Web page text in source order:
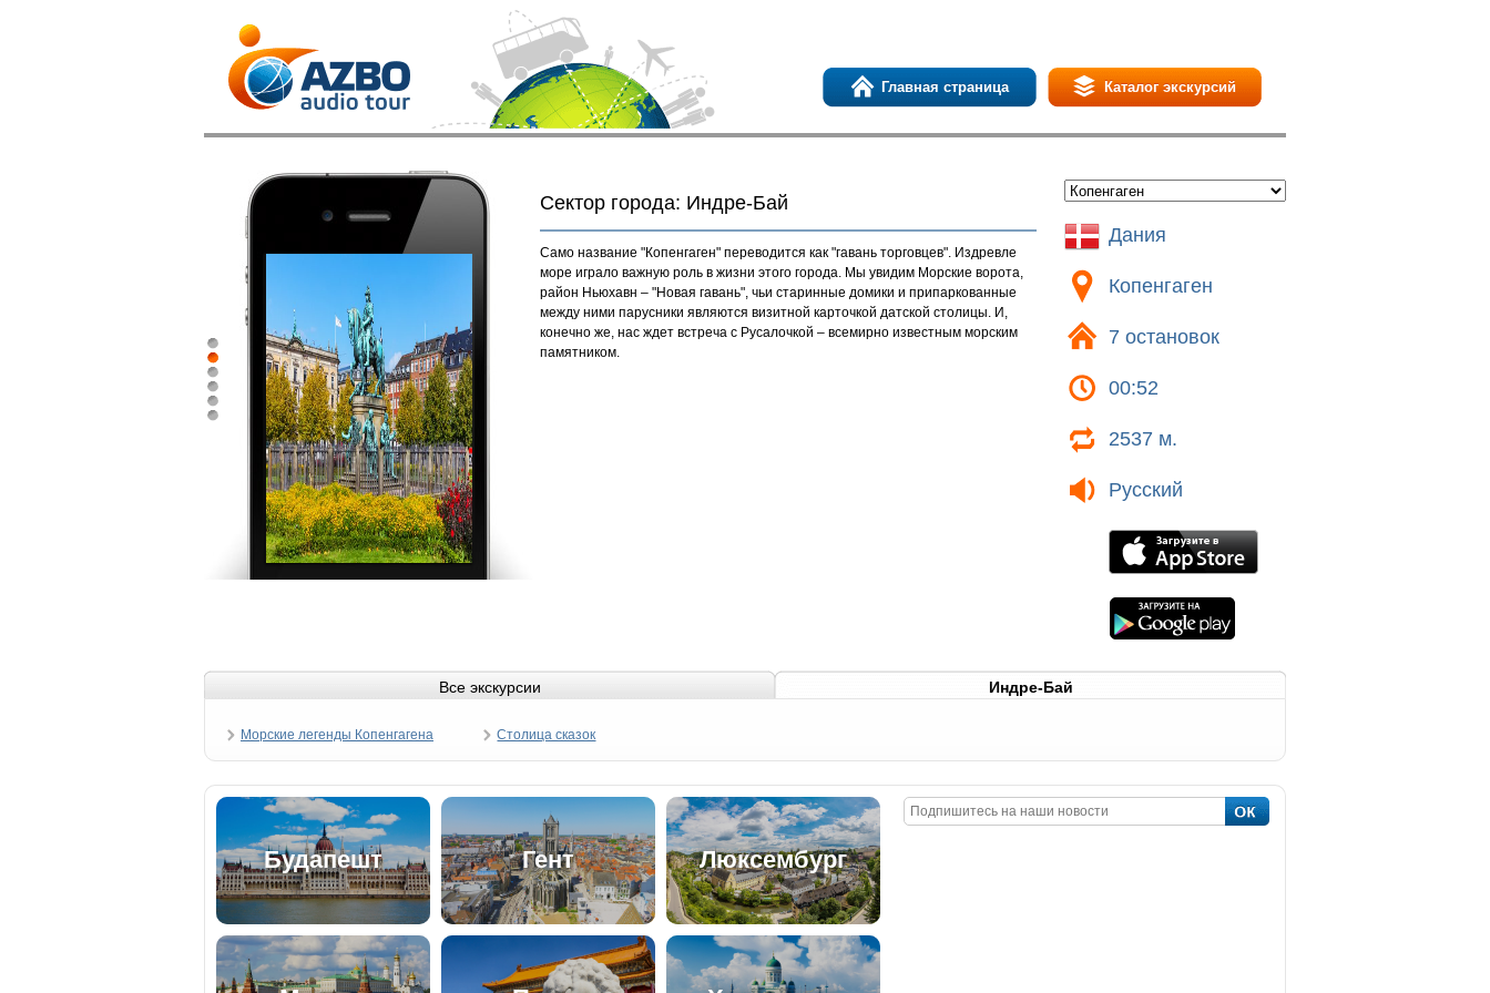
Главная страница Каталог экскурсий
Сектор города: Индре-Бай
Само название "Копенгаген" переводится как "гавань торговцев". Издревле
море играло важную роль в жизни этого города. Мы увидим Морские ворота,
район Ньюхавн – "Новая гавань", чьи старинные домики и припаркованные
между ними парусники являются визитной карточкой датской столицы. И,
конечно же, нас ждет встреча с Русалочкой – всемирно известным морским
памятником.
Дания
Копенгаген
7 остановок
00:52
2537 м.
Русский
Все экскурсии Индре-Бай
Морские легенды Копенгагена Столица сказок
Будапешт Гент Люксембург